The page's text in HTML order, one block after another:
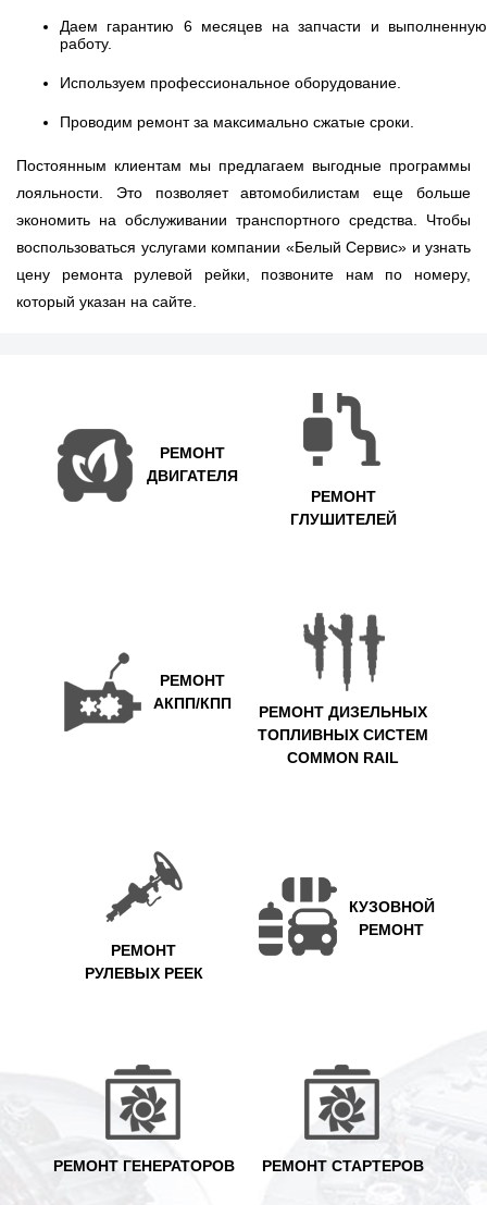
Даем гарантию 6 месяцев на запчасти и выполненную
работу.
Используем профессиональное оборудование.
Проводим ремонт за максимально сжатые сроки.
Постоянным клиентам мы предлагаем выгодные программы
лояльности. Это позволяет автомобилистам еще больше
экономить на обслуживании транспортного средства. Чтобы
воспользоваться услугами компании «Белый Сервис» и узнать
цену ремонта рулевой рейки, позвоните нам по номеру,
который указан на сайте.
РЕМОНТ
ДВИГАТЕЛЯ
РЕМОНТ
ГЛУШИТЕЛЕЙ
РЕМОНТ
АКПП/КПП
РЕМОНТ ДИЗЕЛЬНЫХ
ТОПЛИВНЫХ СИСТЕМ
COMMON RAIL
РЕМОНТ
РУЛЕВЫХ РЕЕК
КУЗОВНОЙ
РЕМОНТ
РЕМОНТ ГЕНЕРАТОРОВ РЕМОНТ СТАРТЕРОВ